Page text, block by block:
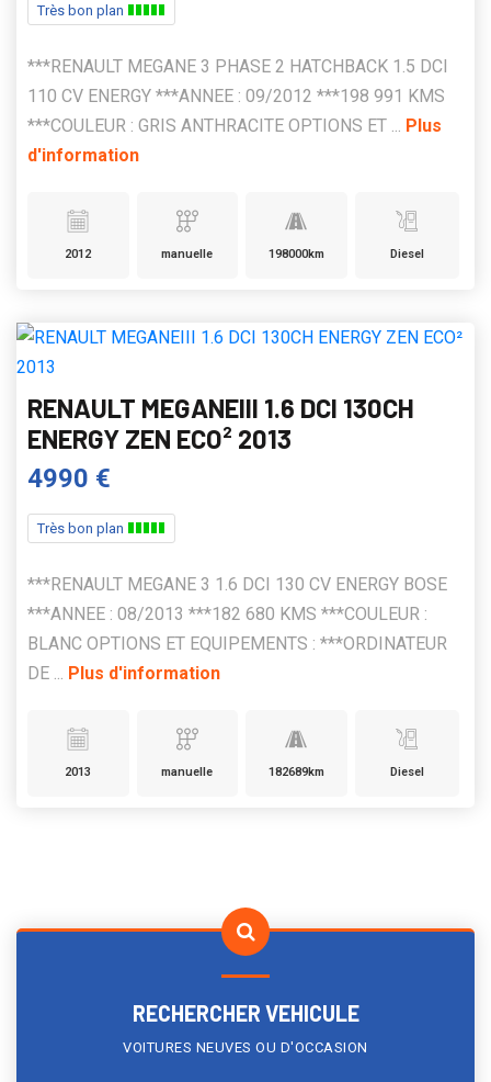
Très bon plan
***RENAULT MEGANE 3 PHASE 2 HATCHBACK 1.5 DCI
110 CV ENERGY ***ANNEE : 09/2012 ***198 991 KMS
***COULEUR : GRIS ANTHRACITE OPTIONS ET ... Plus
d'information
2012 manuelle 198000km Diesel
RENAULT MEGANEIII 1.6 DCI 130CH
ENERGY ZEN ECO² 2013
4990 €
Très bon plan
***RENAULT MEGANE 3 1.6 DCI 130 CV ENERGY BOSE
***ANNEE : 08/2013 ***182 680 KMS ***COULEUR :
BLANC OPTIONS ET EQUIPEMENTS : ***ORDINATEUR
DE ... Plus d'information
2013 manuelle 182689km Diesel
RECHERCHER VEHICULE
VOITURES NEUVES OU D'OCCASION